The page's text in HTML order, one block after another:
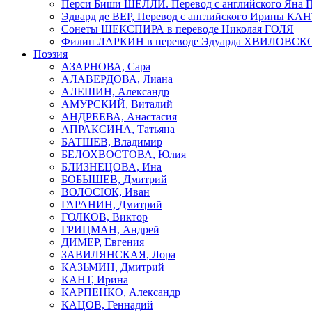
Перси Биши ШЕЛЛИ. Перевод с английского
Эдвард де ВЕР, Перевод с английского Ирины
Сонеты ШЕКСПИРА в переводе Николая ГОЛЯ
Филип ЛАРКИН в переводе Эдуарда
Поэзия
АЗАРНОВА, Сара
АЛАВЕРДОВА, Лиана
АЛЕШИН, Александр
АМУРСКИЙ, Виталий
АНДРЕЕВА, Анастасия
АПРАКСИНА, Татьяна
БАТШЕВ, Владимир
БЕЛОХВОСТОВА, Юлия
БЛИЗНЕЦОВА, Ина
БОБЫШЕВ, Дмитрий
ВОЛОСЮК, Иван
ГАРАНИН, Дмитрий
ГОЛКОВ, Виктор
ГРИЦМАН, Андрей
ДИМЕР, Евгения
ЗАВИЛЯНСКАЯ, Лора
КАЗЬМИН, Дмитрий
КАНТ, Ирина
КАРПЕНКО, Александр
КАЦОВ, Геннадий